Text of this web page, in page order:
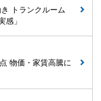
トランクルーム
感」
物価・家賃高騰に